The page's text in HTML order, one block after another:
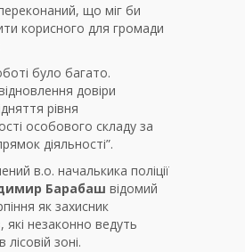
що міг би
корисного для громади
було багато.
довіри
рівня
особового складу за
діяльності”.
в.о. началькика поліції
Барабаш відомий
як захисник
які незаконно ведуть
зоні.